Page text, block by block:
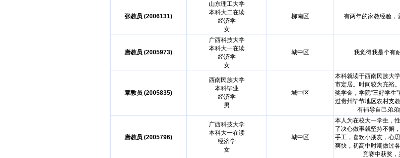
张教员 (2006131)
山东理工大学
本科大二在读
经济学
女
柳南区 有两年的家教经验，
唐教员 (2005973)
广西科技大学
本科大一在读
经济学
女
城中区 我觉得我是个有
覃教员 (2005835)
西南民族大学
本科毕业
经济学
男
城中区
本科就读于西南民族大
市定居。时间较为充裕
奖学金，学院“三好学生
过贵州毕节地区农村支
有辅导自己弟弟
唐教员 (2005796)
广西科技大学
本科大一在读
经济学
女
城中区
本人为在校大一学生，
了决心做事就坚持不懈
手工，喜欢小朋友，心
爽快，初高中时期做过
竞赛中获奖，